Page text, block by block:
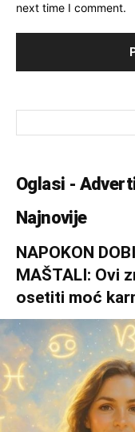
next time I comment.
Oglasi -
Najnovije
NAPOKON
MAŠTALI: Ovi
osetiti moć